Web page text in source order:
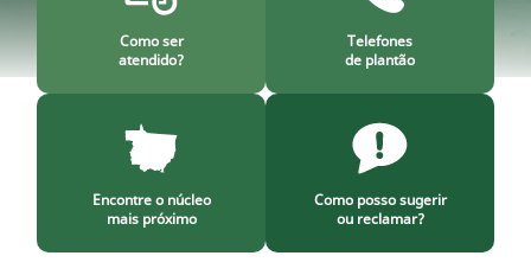
Como ser
atendido?
Telefones
de plantão
Encontre o núcleo
mais próximo
Como posso sugerir
ou reclamar?